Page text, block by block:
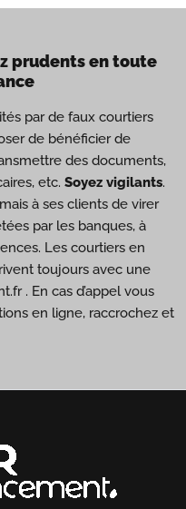
prudents en toute
par de faux courtiers
de bénéficier de
des documents,
etc. Soyez vigilants.
à ses clients de virer
par les banques, à
Les courtiers en
toujours avec une
. En cas d’appel vous
en ligne, raccrochez et